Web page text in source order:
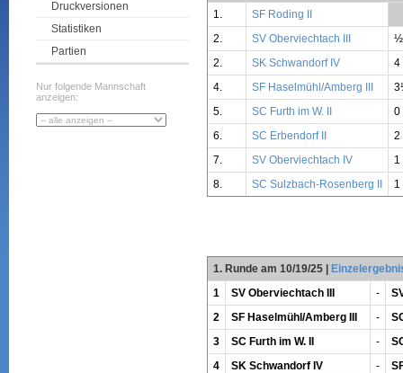
Druckversionen
Statistiken
Partien
Nur folgende Mannschaft
anzeigen:
1.
SF Roding II
2.
SV Oberviechtach III
½
2.
SK Schwandorf IV
4
4.
SF Haselmühl/Amberg III
5.
SC Furth im W. II
0
6.
SC Erbendorf II
2
7.
SV Oberviechtach IV
1
8.
SC Sulzbach-Rosenberg II 1
1. Runde am 10/19/25|
1
SV Oberviechtach III -
2
SF Haselmühl/Amberg III -
3
SC Furth im W. II -
4
SK Schwandorf IV -